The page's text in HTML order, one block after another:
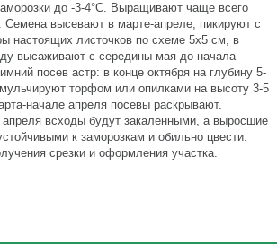
до -3-4°C. Выращивают чаще всего
высевают в марте-апреле, пикируют с
настоящих листочков по схеме 5х5 см, в
высаживают с середины мая до начала
посев астр: в конце октября на глубину 5-
торфом или опилками на высоту 3-5
начале апреля посевы раскрывают.
всходы будут закаленными, а выросшие
к заморозкам и обильно цвести.
срезки и оформления участка.